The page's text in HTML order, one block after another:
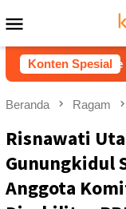
ke
kontenMobile
Konten Spesial
Bersih ke Pelosok
Beranda Ragam
Risnawati
Gunungkidul
Anggota